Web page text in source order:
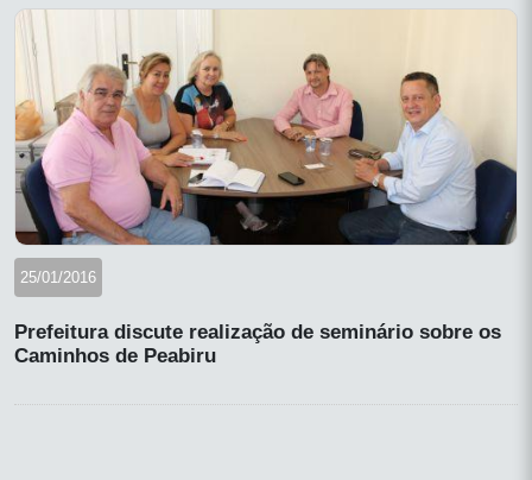
25/01/2016
Prefeitura discute realização de seminário sobre os
Caminhos de Peabiru